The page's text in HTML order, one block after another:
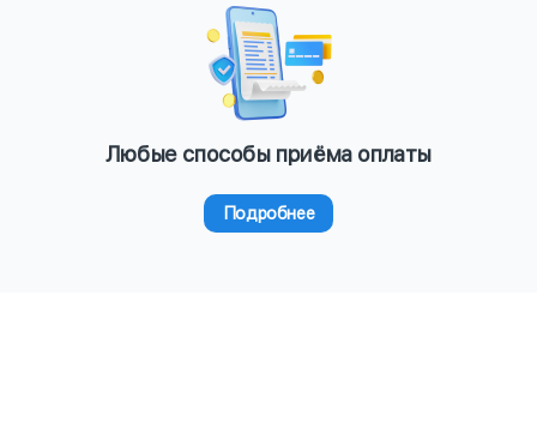
Любые способы приёма оплаты
Подробнее